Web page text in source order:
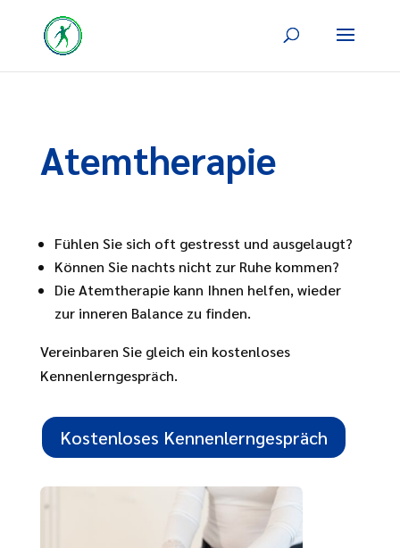
Atemtherapie
Fühlen Sie sich oft gestresst und ausgelaugt?
Können Sie nachts nicht zur Ruhe kommen?
Die Atemtherapie kann Ihnen helfen, wieder
zur inneren Balance zu finden.
Vereinbaren Sie gleich ein kostenloses
Kennenlerngespräch.
Kostenloses Kennenlerngespräch